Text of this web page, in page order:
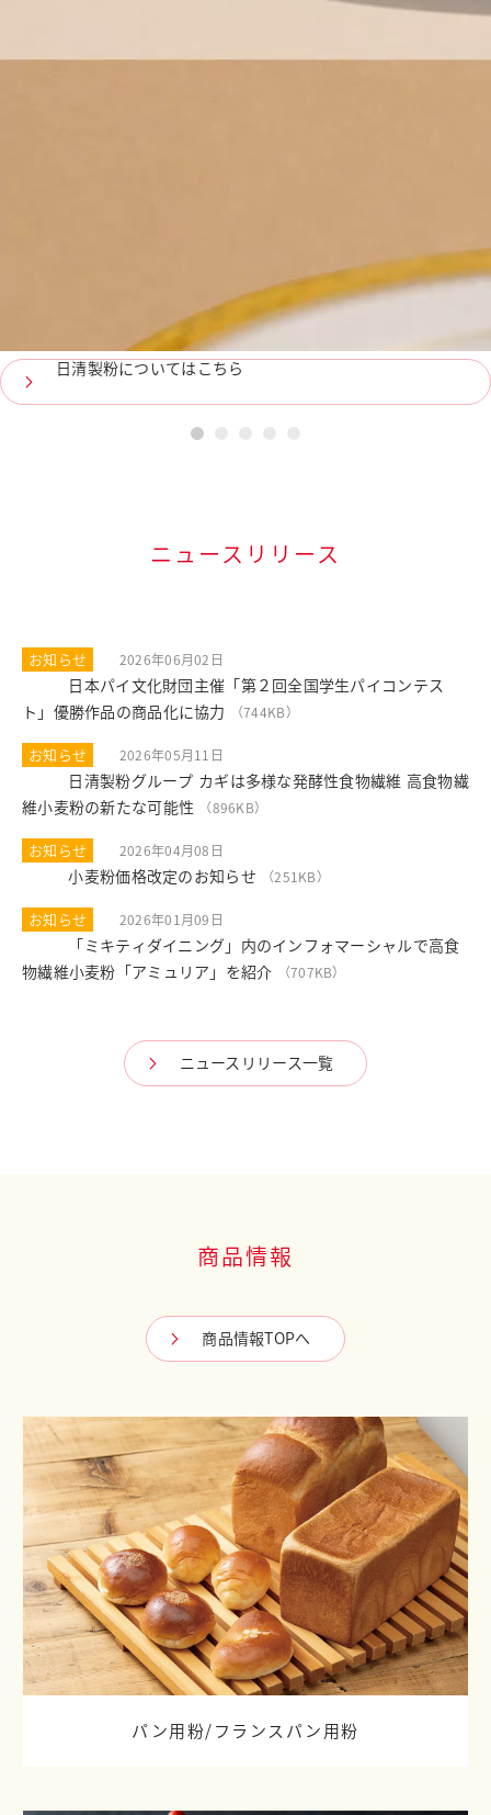
日清製粉についてはこちら
1
ニュースリリース
お知らせ 2026年06月02日
日本パイ文化財団主催「第２回全国学生パイコンテス
ト」優勝作品の商品化に協力
（744KB）
お知らせ 2026年05月11日
日清製粉グループ カギは多様な発酵性食物繊維 高食物繊
維小麦粉の新たな可能性
（896KB）
お知らせ 2026年04月08日
小麦粉価格改定のお知らせ （251KB）
お知らせ 2026年01月09日
「ミキティダイニング」内のインフォマーシャルで高食
物繊維小麦粉「アミュリア」を紹介
（707KB）
ニュースリリース一覧
商品情報
商品情報TOPへ
パン用粉/フランスパン用粉